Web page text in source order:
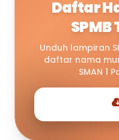
Daftar
SPMB
Unduh lampiran
daftar nama
SMAN 1